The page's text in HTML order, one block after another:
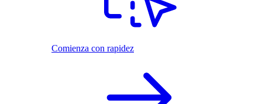
Comienza con rapidez